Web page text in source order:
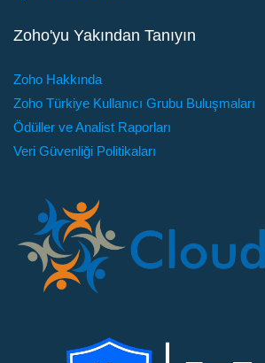
Zoho'yu Yakından Tanıyın
Zoho Hakkında
Zoho Türkiye Kullanıcı Grubu Buluşmaları
Ödüller ve Analist Raporları
Veri Güvenliği Politikaları